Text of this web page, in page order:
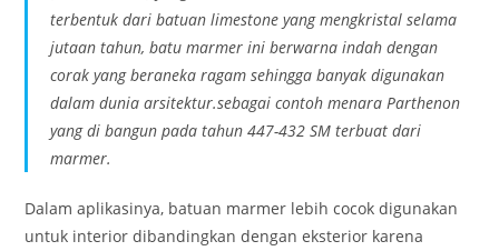
terbentuk dari batuan limestone yang mengkristal selama
jutaan tahun, batu marmer ini berwarna indah dengan
corak yang beraneka ragam sehingga banyak digunakan
dalam dunia arsitektur.sebagai contoh menara Parthenon
yang di bangun pada tahun 447-432 SM terbuat dari
marmer.
Dalam aplikasinya, batuan marmer lebih cocok digunakan
untuk interior dibandingkan dengan eksterior karena